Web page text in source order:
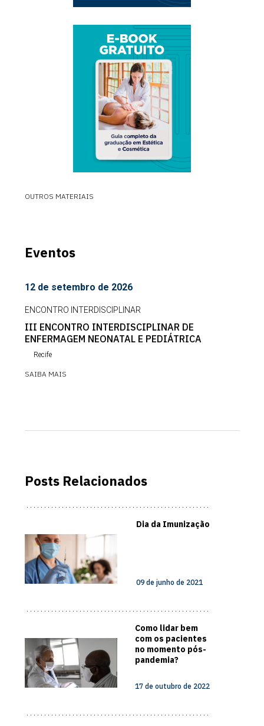
OUTROS MATERIAIS
Eventos
12 de setembro de 2026
ENCONTRO INTERDISCIPLINAR
III ENCONTRO INTERDISCIPLINAR DE
ENFERMAGEM NEONATAL E PEDIÁTRICA
Recife
SAIBA MAIS
Posts Relacionados
Dia da Imunização
09 de junho de 2021
Como lidar bem
com os pacientes
no momento pós-
pandemia?
17 de outubro de 2022